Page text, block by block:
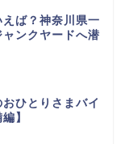
ば？神奈川県一
ンクヤードへ潜
ひとりさまバイ
】